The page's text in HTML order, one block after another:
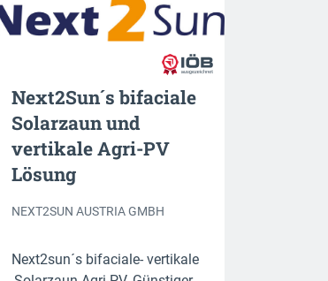
Next2Sun´s bifaciale
Solarzaun und
vertikale Agri-PV
Lösung
NEXT2SUN AUSTRIA GMBH
Next2sun´s bifaciale- vertikale